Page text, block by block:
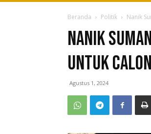
Beranda Politik Nanik
Nanik
untuk
Agustus 1, 2024